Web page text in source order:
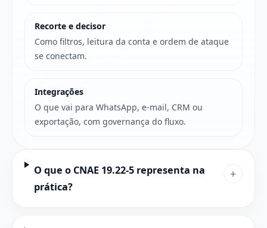
Recorte e decisor
Como filtros, leitura da conta e ordem de ataque
se conectam.
Integrações
O que vai para WhatsApp, e-mail, CRM ou
exportação, com governança do fluxo.
O que o CNAE 19.22-5 representa na
prática?
+